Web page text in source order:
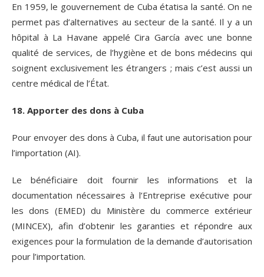
En 1959, le gouvernement de Cuba étatisa la santé. On ne
permet pas d’alternatives au secteur de la santé. Il y a un
hôpital à La Havane appelé Cira García avec une bonne
qualité de services, de l’hygiène et de bons médecins qui
soignent exclusivement les étrangers ; mais c’est aussi un
centre médical de l’État.
18. Apporter des dons à Cuba
Pour envoyer des dons à Cuba, il faut une autorisation pour
l’importation (AI).
Le bénéficiaire doit fournir les informations et la
documentation nécessaires à l’Entreprise exécutive pour
les dons (EMED) du Ministère du commerce extérieur
(MINCEX), afin d’obtenir les garanties et répondre aux
exigences pour la formulation de la demande d’autorisation
pour l’importation.